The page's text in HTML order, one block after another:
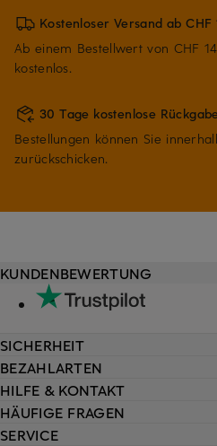
Kostenloser Versand ab CHF
Ab einem Bestellwert von CHF
kostenlos.
30 Tage kostenlose
Bestellungen können Sie
zurückschicken.
HILFE & KONTAKT
HÄUFIGE FRAGEN
SERVICE
KUNDENBEWERTUNG
SICHERHEIT
BEZAHLARTEN